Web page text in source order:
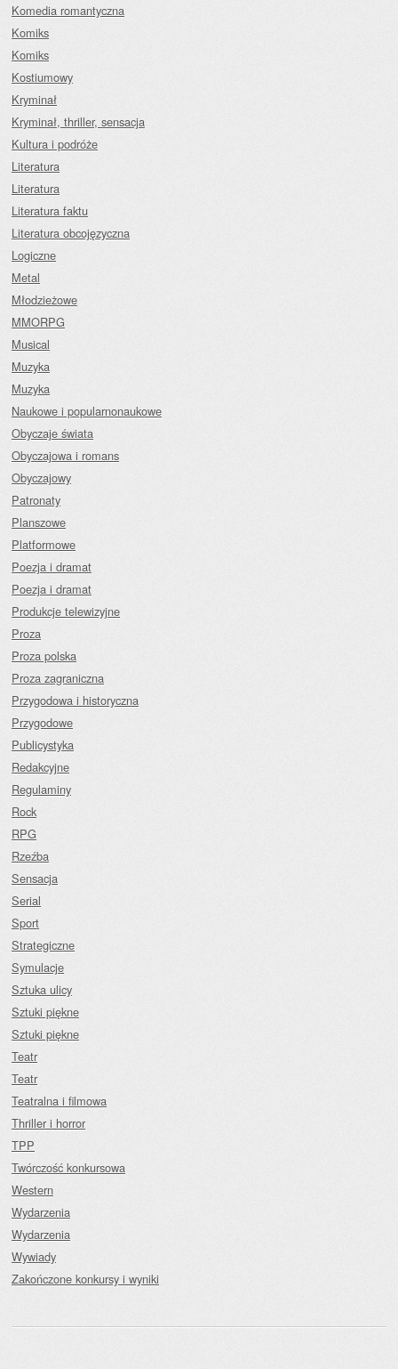
Komedia romantyczna
Komiks
Komiks
Kostiumowy
Kryminał
Kryminał, thriller, sensacja
Kultura i podróże
Literatura
Literatura
Literatura faktu
Literatura obcojęzyczna
Logiczne
Metal
Młodzieżowe
MMORPG
Musical
Muzyka
Muzyka
Naukowe i popularnonaukowe
Obyczaje świata
Obyczajowa i romans
Obyczajowy
Patronaty
Planszowe
Platformowe
Poezja i dramat
Poezja i dramat
Produkcje telewizyjne
Proza
Proza polska
Proza zagraniczna
Przygodowa i historyczna
Przygodowe
Publicystyka
Redakcyjne
Regulaminy
Rock
RPG
Rzeźba
Sensacja
Serial
Sport
Strategiczne
Symulacje
Sztuka ulicy
Sztuki piękne
Sztuki piękne
Teatr
Teatr
Teatralna i filmowa
Thriller i horror
TPP
Twórczość konkursowa
Western
Wydarzenia
Wydarzenia
Wywiady
Zakończone konkursy i wyniki